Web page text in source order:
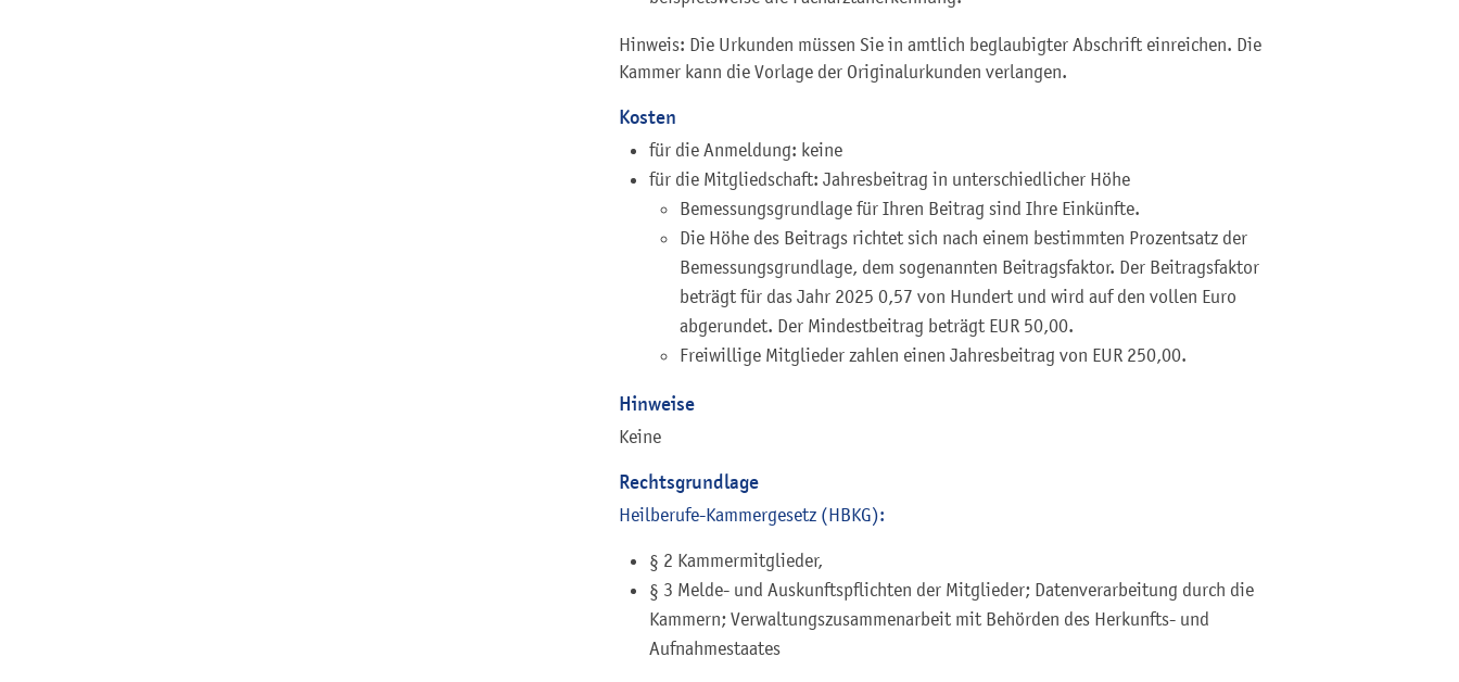
Hinweis: Die Urkunden müssen Sie in amtlich beglaubigter Abschrift einreichen. Die
Kammer kann die Vorlage der Originalurkunden verlangen.
Kosten
für die Anmeldung: keine
für die Mitgliedschaft: Jahresbeitrag in unterschiedlicher Höhe
Bemessungsgrundlage für Ihren Beitrag sind Ihre Einkünfte.
Die Höhe des Beitrags richtet sich nach einem bestimmten Prozentsatz der
Bemessungsgrundlage, dem sogenannten Beitragsfaktor. Der Beitragsfaktor
beträgt für das Jahr 2025 0,57 von Hundert und wird auf den vollen Euro
abgerundet. Der Mindestbeitrag beträgt EUR 50,00.
Freiwillige Mitglieder zahlen einen Jahresbeitrag von EUR 250,00.
Hinweise
Keine
Rechtsgrundlage
Heilberufe-Kammergesetz (HBKG):
§ 2 Kammermitglieder,
§ 3 Melde- und Auskunftspflichten der Mitglieder; Datenverarbeitung durch die
Kammern; Verwaltungszusammenarbeit mit Behörden des Herkunfts- und
Aufnahmestaates